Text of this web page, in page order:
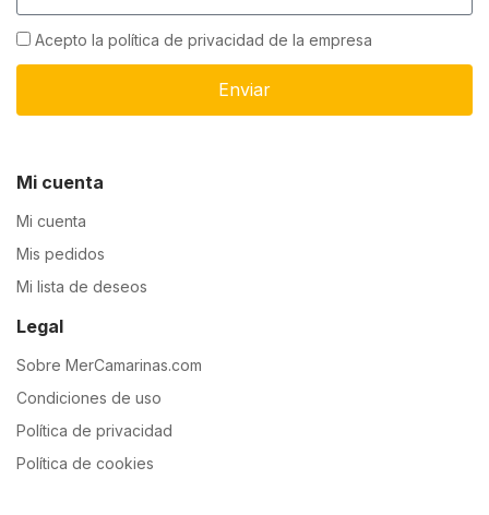
Acepto la política de privacidad de la empresa
Enviar
Mi cuenta
Mi cuenta
Mis pedidos
Mi lista de deseos
Legal
Sobre MerCamarinas.com
Condiciones de uso
Política de privacidad
Política de cookies